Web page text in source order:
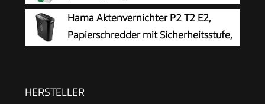
Hama Aktenvernichter P2 T2 E2,
Papierschredder mit Sicherheitsstufe,
HERSTELLER